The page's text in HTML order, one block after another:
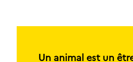
Un animal est un